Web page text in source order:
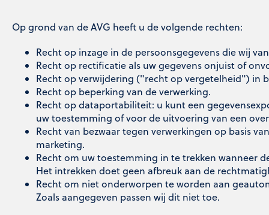
Op grond van de AVG heeft u de volgende rechten:
Recht op inzage in de persoonsgegevens die wij
Recht op rectificatie als uw gegevens onjuist of
Recht op verwijdering ("recht op vergetelheid") in
Recht op beperking van de verwerking.
Recht op dataportabiliteit: u kunt een
uw toestemming of voor de uitvoering van een
Recht van bezwaar tegen verwerkingen op basis
marketing.
Recht om uw toestemming in te trekken wanneer
Het intrekken doet geen afbreuk aan de
Recht om niet onderworpen te worden aan
Zoals aangegeven passen wij dit niet toe.